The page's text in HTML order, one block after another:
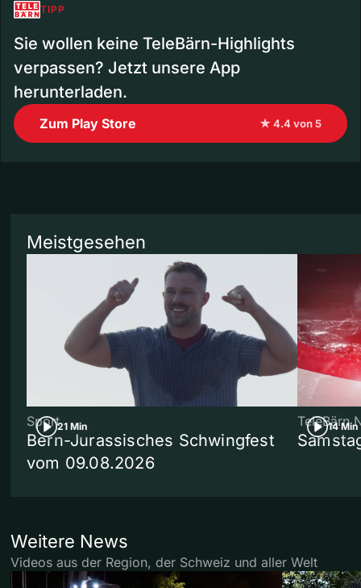
TIPP
Sie wollen keine TeleBärn-Highlights
verpassen? Jetzt unsere App
herunterladen.
Zum Play Store ★ 4.4 von 5
Meistgesehen
21 Min
Sport
Bern-Jurassisches Schwingfest
vom 09.08.2026
14 Min
TeleBärn
Weitere News
Videos aus der Region, der Schweiz und aller Welt